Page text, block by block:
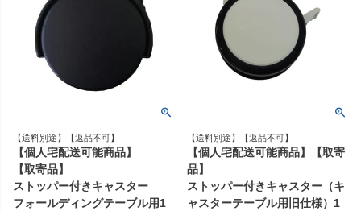
【送料別途】【返品不可】
【個人宅配送可能商品】
【取寄品】
ストッパー付きキャスター
フォールディングテーブル用1
【送料別途】【返品不可】
【個人宅配送可能商品】【取寄
品】
ストッパー付きキャスター（キ
ャスターテーブル用旧仕様）1